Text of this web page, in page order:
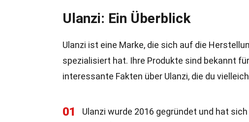
Ulanzi: Ein Überblick
Ulanzi ist eine Marke, die sich auf die
spezialisiert hat. Ihre Produkte sind bekannt
interessante Fakten über Ulanzi, die du
01 Ulanzi wurde 2016 gegründet und hat